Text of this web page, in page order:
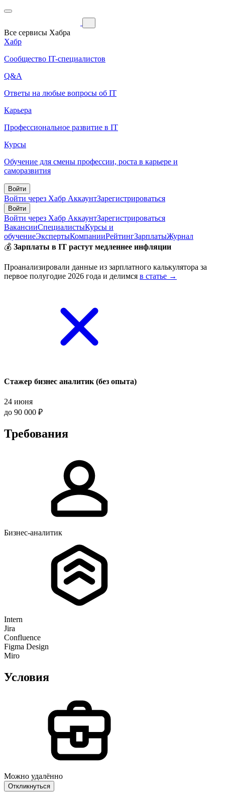
Все сервисы Хабра
Хабр
Сообщество IT-специалистов
Q&A
Ответы на любые вопросы об IT
Карьера
Профессиональное развитие в IT
Курсы
Обучение для смены профессии, роста в карьере и
саморазвития
Войти
Войти через Хабр АккаунтЗарегистрироваться
Войти
Войти через Хабр АккаунтЗарегистрироваться
ВакансииСпециалистыКурсы и
обучениеЭкспертыКомпанииРейтингЗарплатыЖурнал
💰 Зарплаты в IT растут медленнее инфляции
Проанализировали данные из зарплатного калькулятора за
первое полугодие 2026 года и делимся в статье →
Стажер бизнес аналитик (без опыта)
24 июня
до 90 000 ₽
Требования
Бизнес-аналитик
Intern
Jira
Confluence
Figma Design
Miro
Условия
Можно удалённо
Откликнуться